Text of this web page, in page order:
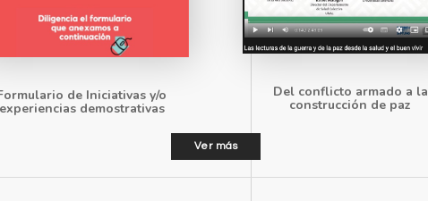
de Iniciativas y/o
experiencias demostrativas
Del conflicto armado a la
construcción de paz
Ver más